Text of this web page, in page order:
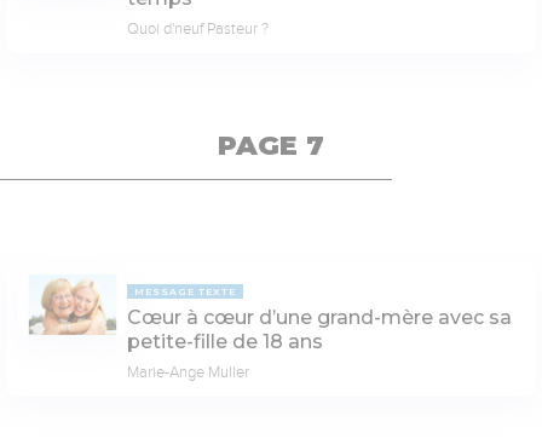
Quoi d'neuf Pasteur ?
PAGE 7
MESSAGE TEXTE
Cœur à cœur d’une grand-mère avec sa
petite-fille de 18 ans
Marie-Ange Muller